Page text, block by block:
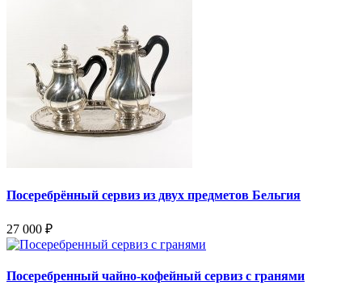
Посеребрённый сервиз из двух предметов Бельгия
27 000 ₽
Посеребренный чайно-кофейный сервиз с гранями